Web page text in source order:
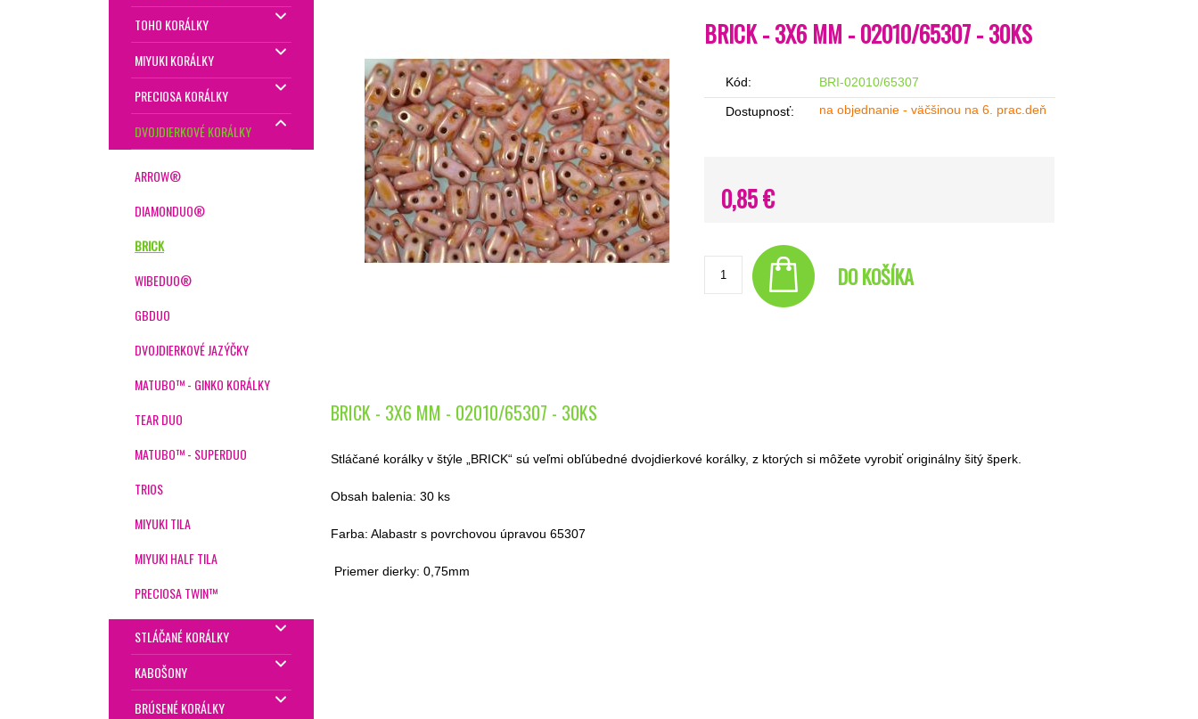
TOHO KORÁLKY
MIYUKI KORÁLKY
PRECIOSA KORÁLKY
DVOJDIERKOVÉ KORÁLKY
ARROW®
DIAMONDUO®
BRICK
WIBEDUO®
GBDUO
DVOJDIERKOVÉ JAZÝČKY
MATUBO™ - GINKO KORÁLKY
TEAR DUO
MATUBO™ - SUPERDUO
TRIOS
MIYUKI TILA
MIYUKI HALF TILA
PRECIOSA TWIN™
STLÁČANÉ KORÁLKY
KABOŠONY
BRÚSENÉ KORÁLKY
BRICK - 3X6 MM - 02010/65307 - 30KS
Kód: BRI-02010/65307
Dostupnosť: na objednanie - väčšinou na 6. prac.deň
0,85 €
DO KOŠÍKA
BRICK - 3X6 MM - 02010/65307 - 30KS
Stláčané korálky v štýle „BRICK“ sú veľmi obľúbedné dvojdierkové korálky, z ktorých si môžete vyrobiť originálny šitý šperk.
Obsah balenia: 30 ks
Farba: Alabastr s povrchovou úpravou 65307
Priemer dierky: 0,75mm